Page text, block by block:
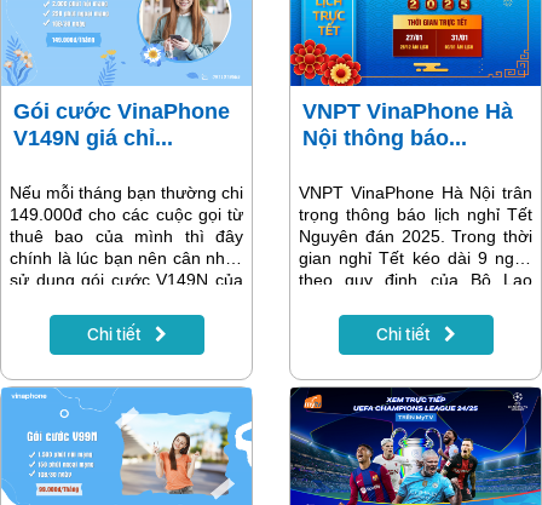
Gói cước VinaPhone
V149N giá chỉ...
Nếu mỗi tháng bạn thường chi
149.000đ cho các cuộc gọi từ
thuê bao của mình thì đây
chính là lúc bạn nên cân nhắc
sử dụng gói cước V149N của
VNĐ/tháng, bạn sẽ nhận được
1GB data miễn phí và ưu đãi
Cùng khám phá chi tiết gói
cước ngay sau đây!
Chi tiết
VNPT VinaPhone Hà
Nội thông báo...
VNPT VinaPhone Hà Nội trân
trọng thông báo lịch nghỉ Tết
Nguyên đán 2025. Trong thời
gian nghỉ Tết kéo dài 9 ngày
theo quy định của Bộ Lao
khách hàng cùng 14 cửa hàng
giao dịch VNPT VinaPhone tại
trợ khách hàng. Thông tin chi
tiết được cập nhật ngay trong
bài viết sau.
Chi tiết